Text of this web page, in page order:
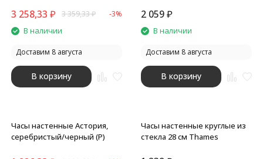
3 258,33 ₽ 3 359,33₽ -3%
В наличии
Доставим 8 августа
В корзину
2 059₽
В наличии
Доставим 8 августа
В корзину
Часы настенные Астория,
серебристый/черный (Р)
Часы настенные круглые из
стекла 28 см Thames